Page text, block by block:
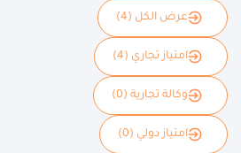
عرض الكل (4)
امتياز تجاري (4)
وكالة تجارية (0)
امتياز دولي (0)